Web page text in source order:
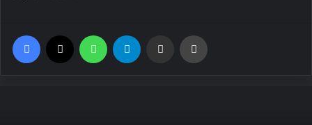
Facebook WhatsApp Email'den paylaş